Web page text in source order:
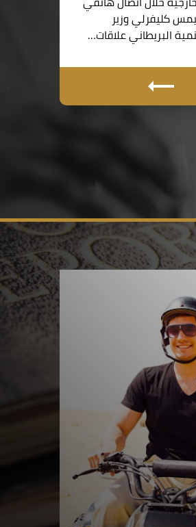
كليفرلي وزير
البريطاني علاقات…